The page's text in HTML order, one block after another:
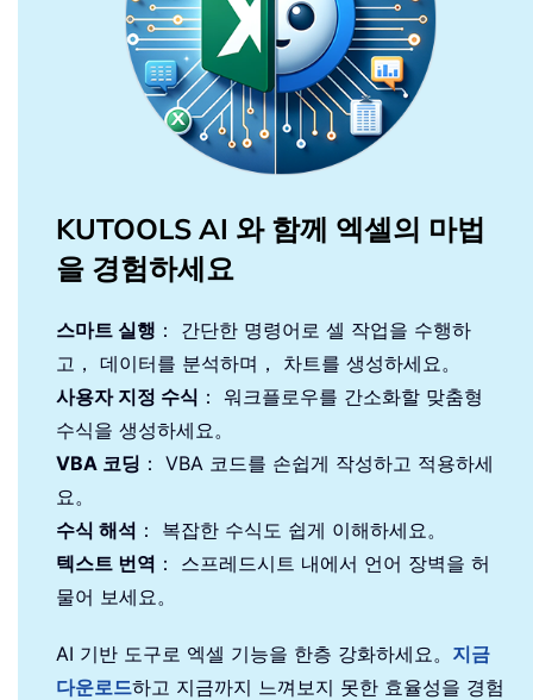
KUTOOLS AI 와 함께 엑셀의 마법
을 경험하세요
스마트 실행 ： 간단한 명령어로 셀 작업을 수행하
고， 데이터를 분석하며， 차트를 생성하세요。
사용자 지정 수식 ： 워크플로우를 간소화할 맞춤형
수식을 생성하세요。
VBA 코딩 ： VBA 코드를 손쉽게 작성하고 적용하세
요。
수식 해석 ： 복잡한 수식도 쉽게 이해하세요。
텍스트 번역 ： 스프레드시트 내에서 언어 장벽을 허
물어 보세요。
AI 기반 도구로 엑셀 기능을 한층 강화하세요。 지금
다운로드하고 지금까지 느껴보지 못한 효율성을 경험